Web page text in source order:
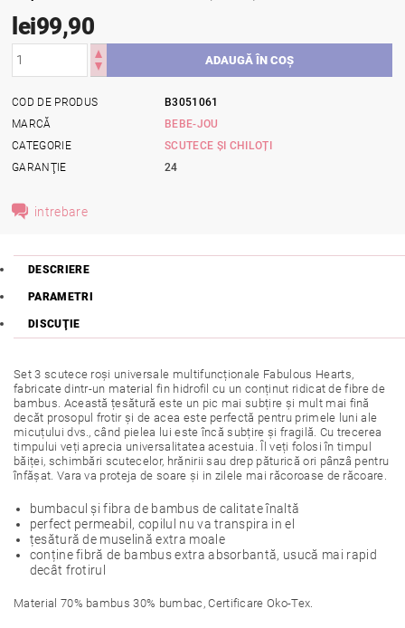
lei99,90
COD DE PRODUS
B3051061
MARCĂ
BEBE-JOU
CATEGORIE
SCUTECE ȘI CHILOȚI
GARANŢIE
24
intrebare
DESCRIERE
PARAMETRI
DISCUŢIE
Set 3 scutece roși universale multifuncționale Fabulous Hearts,
fabricate dintr-un material fin hidrofil cu un conținut ridicat de fibre de
bambus. Această țesătură este un pic mai subțire și mult mai fină
decăt prosopul frotir și de acea este perfectă pentru primele luni ale
micuțului dvs., când pielea lui este încă subțire și fragilă. Cu trecerea
timpului veți aprecia universalitatea acestuia. Îl veți folosi în timpul
băiței, schimbări scutecelor, hrănirii sau drep păturică ori pânzâ pentru
înfășat. Vara va proteja de soare și in zilele mai răcoroase de răcoare.
bumbacul și fibra de bambus de calitate înaltă
perfect permeabil, copilul nu va transpira in el
țesătură de muselină extra moale
conține fibră de bambus extra absorbantă, usucă mai rapid
decât frotirul
Material 70% bambus 30% bumbac, Certificare Oko-Tex.